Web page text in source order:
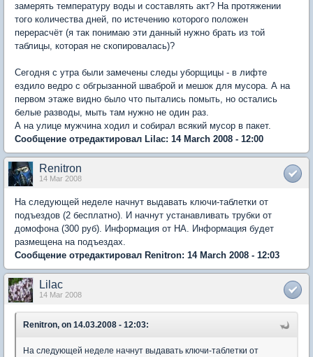
замерять температуру воды и составлять акт? На протяжении
того количества дней, по истечению которого положен
перерасчёт (я так понимаю эти данный нужно брать из той
таблицы, которая не скопировалась)?
Сегодня с утра были замечены следы уборщицы - в лифте
ездило ведро с обгрызанной шваброй и мешок для мусора. А на
первом этаже видно было что пытались помыть, но остались
белые разводы, мыть там нужно не один раз.
А на улице мужчина ходил и собирал всякий мусор в пакет.
Сообщение отредактировал Lilac: 14 March 2008 - 12:00
Renitron
14 Mar 2008
На следующей неделе начнут выдавать ключи-таблетки от
подъездов (2 бесплатно). И начнут устанавливать трубки от
домофона (300 руб). Информация от НА. Информация будет
размещена на подъездах.
Сообщение отредактировал Renitron: 14 March 2008 - 12:03
Lilac
14 Mar 2008
Renitron, on 14.03.2008 - 12:03:
На следующей неделе начнут выдавать ключи-таблетки от